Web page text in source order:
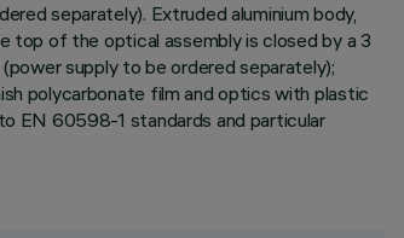
separately). Extruded aluminium body,
top of the optical assembly is closed by a 3
supply to be ordered separately);
polycarbonate film and optics with plastic
EN 60598-1 standards and particular